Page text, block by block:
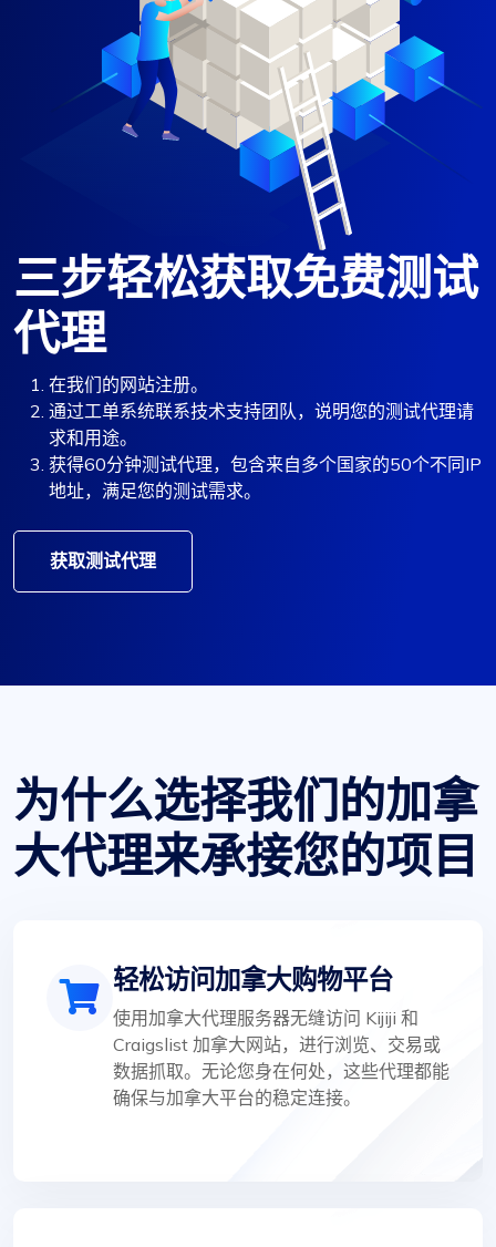
三步轻松获取免费测试
代理
在我们的网站注册。
通过工单系统联系技术支持团队，说明您的测试代理请
求和用途。
获得60分钟测试代理，包含来自多个国家的50个不同IP
地址，满足您的测试需求。
获取测试代理
为什么选择我们的加拿
大代理来承接您的项目
轻松访问加拿大购物平台
使用加拿大代理服务器无缝访问 Kijiji 和
Craigslist 加拿大网站，进行浏览、交易或
数据抓取。无论您身在何处，这些代理都能
确保与加拿大平台的稳定连接。